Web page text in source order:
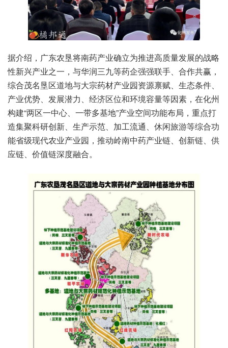
据介绍，广东农垦将南药产业确立为推进高质量发展的战略
性新兴产业之一，与华润三九等药企强强联手、合作共赢，
综合茂名垦区道地与大宗药材产业园资源禀赋、生态条件、
产业优势、发展潜力、经济区位和环境容量等因素，在化州
构建“两区一中心、一带多基地”产业空间功能布局，重点打
造集聚科研创新、生产示范、加工流通、休闲旅游等综合功
能省级现代农业产业园，推动岭南中药产业链、创新链、供
应链、价值链深度融合。